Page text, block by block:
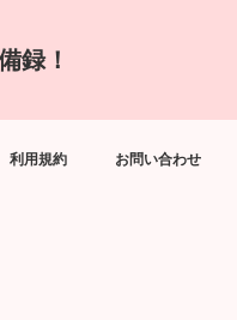
録！
利用規約 お問い合わせ